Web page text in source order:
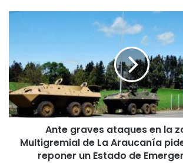
s
t
c
i
p
g
r
a
v
e
Ante graves ataques en la
Multigremial de La Araucanía
reponer un Estado de